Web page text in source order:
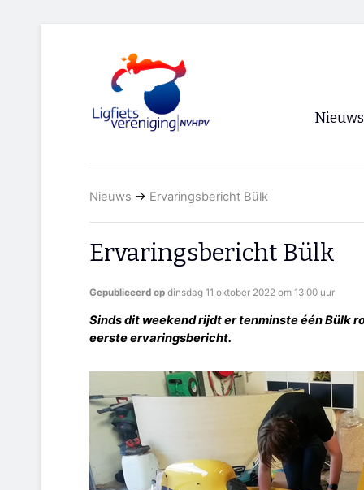
Nieuws
Nieuws → Ervaringsbericht Bülk
Ervaringsbericht Bülk
Gepubliceerd op dinsdag 11 oktober 2022 om 13:00 uur
Sinds dit weekend rijdt er tenminste één Bülk
eerste ervaringsbericht.